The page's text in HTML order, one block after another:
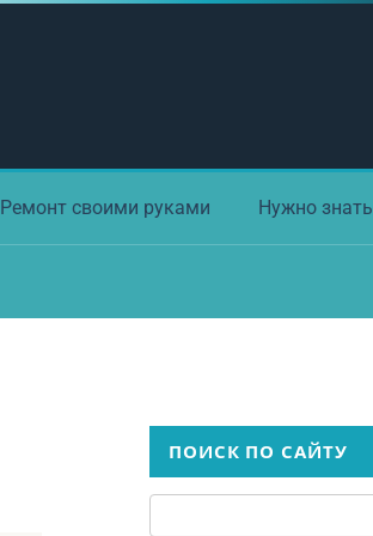
Ремонт своими руками Нужно знать
ПОИСК ПО САЙТУ